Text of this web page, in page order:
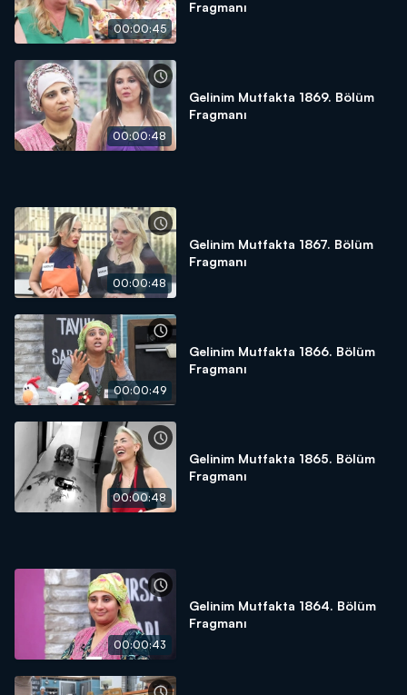
00:00:45
Fragmanı
00:00:48
Gelinim Mutfakta 1869. Bölüm
Fragmanı
00:00:48
Gelinim Mutfakta 1867. Bölüm
Fragmanı
00:00:49
Gelinim Mutfakta 1866. Bölüm
Fragmanı
00:00:48
Gelinim Mutfakta 1865. Bölüm
Fragmanı
00:00:43
Gelinim Mutfakta 1864. Bölüm
Fragmanı